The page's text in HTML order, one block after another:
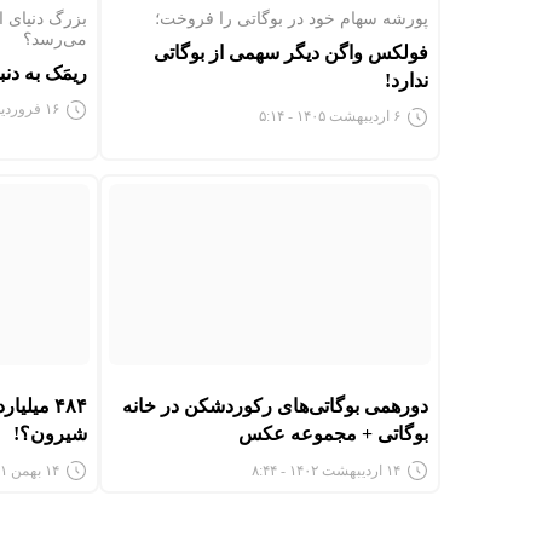
پورشه سهام خود در بوگاتی را فروخت؛
فولکس واگن دیگر سهمی از بوگاتی
ندارد!
۶ اردیبهشت ۱۴۰۵ - ۵:۱۴
بزرگ دنیای
می‌رسد؟
ریمَک به
۱۶ فروردین ۱۴۰۴ - ۷:۱۱
دورهمی بوگاتی‌های رکوردشکن در خانه
بوگاتی + مجموعه عکس
۱۴ اردیبهشت ۱۴۰۲ - ۸:۴۴
۴۸۴
شیرون؟!
۱۴ بهمن ۱۴۰۱ - ۱۲:۲۸